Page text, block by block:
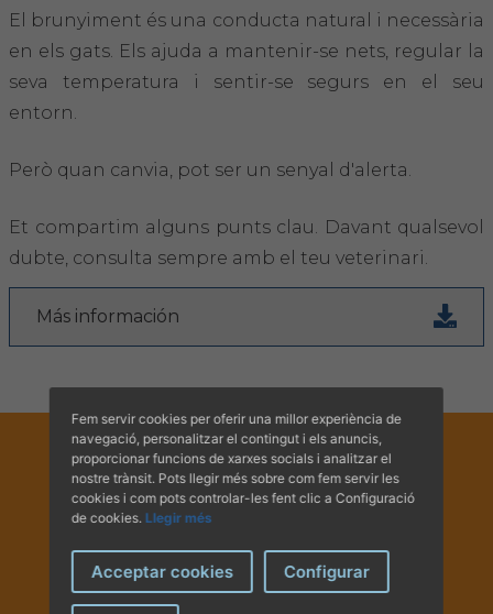
Notes de premsa
Centres veterinaris
Col·legiats
Guia Responsable
Salut animal i salut pública
El brunyiment és una conducta natural i necessària
en els gats. Els ajuda a mantenir-se nets, regular la
seva temperatura i sentir-se segurs en el seu
entorn.
Però quan canvia, pot ser un senyal d'alerta.
Et compartim alguns punts clau. Davant qualsevol
dubte, consulta sempre amb el teu veterinari.
Más información
Fem servir cookies per oferir una millor experiència de
navegació, personalitzar el contingut i els anuncis,
proporcionar funcions de xarxes socials i analitzar el
nostre trànsit. Pots llegir més sobre com fem servir les
cookies i com pots controlar-les fent clic a Configuració
de cookies. Llegir més
Acceptar cookies Configurar